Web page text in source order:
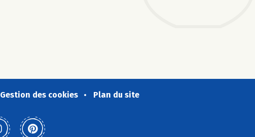
Gestion des cookies Plan du site